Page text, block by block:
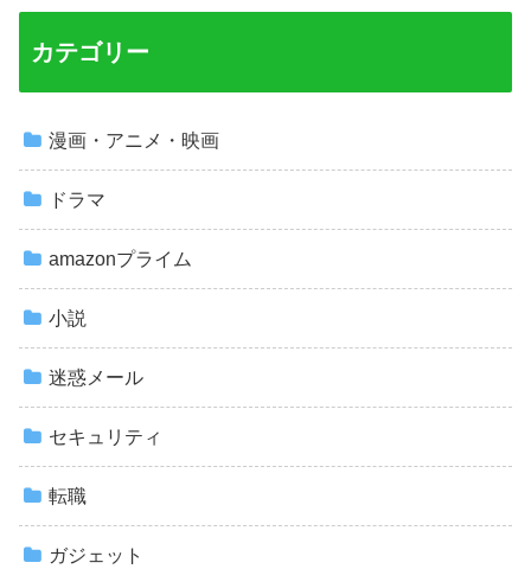
カテゴリー
漫画・アニメ・映画
ドラマ
amazonプライム
小説
迷惑メール
セキュリティ
転職
ガジェット